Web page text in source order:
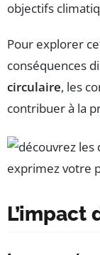
objectifs
Pour explorer
conséquences
circulaire, les
contribuer à la
L’impact